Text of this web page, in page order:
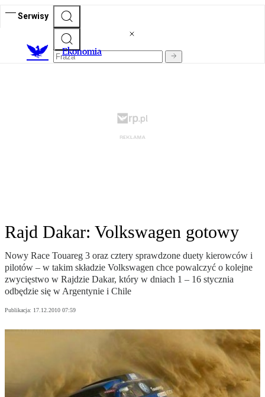
Serwisy
Ekonomia
Rajd Dakar: Volkswagen gotowy
Nowy Race Touareg 3 oraz cztery sprawdzone duety kierowców i
pilotów – w takim składzie Volkswagen chce powalczyć o kolejne
zwycięstwo w Rajdzie Dakar, który w dniach 1 – 16 stycznia
odbędzie się w Argentynie i Chile
Publikacja: 17.12.2010 07:59